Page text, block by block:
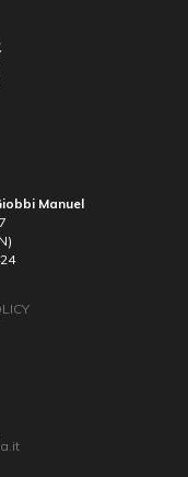
Manuel